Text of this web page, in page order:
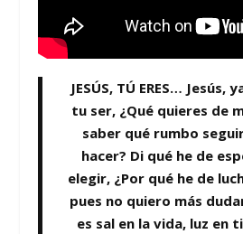
JESÚS, TÚ ERES… Jesús,
tu ser, ¿Qué quieres de
saber qué rumbo
hacer? Di qué he de
elegir, ¿Por qué he de
pues no quiero más
es sal en la vida, luz en